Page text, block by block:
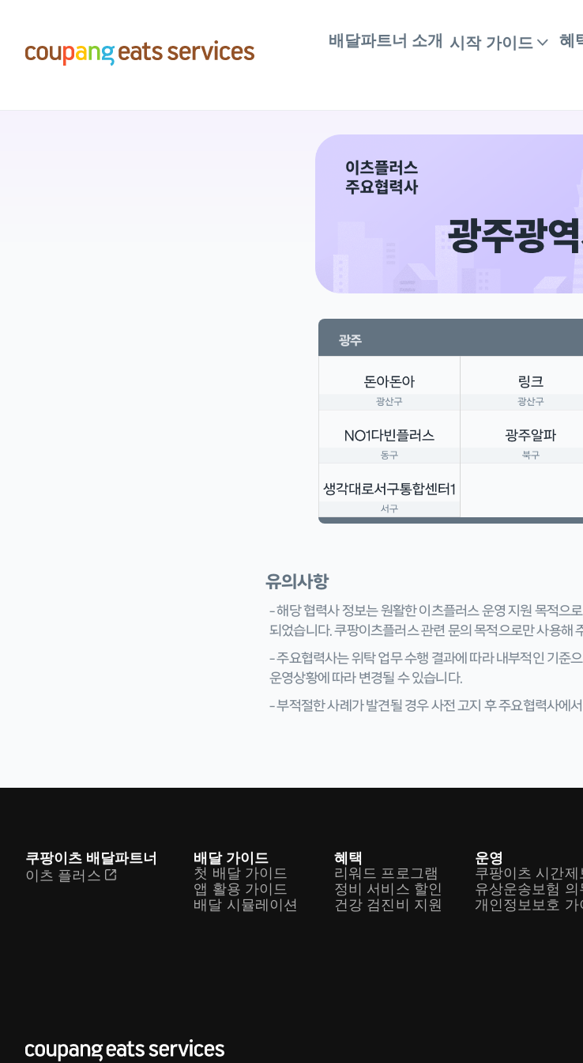
배달파트너 소개 시작 가이드 혜
광주
유의사항
– 해당 협력사 정보는 원활한 이츠플러스 운영 지원 목적으
되었습니다. 쿠팡이츠플러스 관련 문의 목적으로만 사용해
– 주요협력사는 위탁 업무 수행 결과에 따라 내부적인 기준
운영상황에 따라 변경될 수 있습니다.
– 부적절한 사례가 발견될 경우 사전 고지 후 주요협력사에
쿠팡이츠 배달파트너
이츠 플러스
배달 가이드
첫 배달 가이드
앱 활용 가이드
배달 시뮬레이션
혜택
리워드 프로그램
정비 서비스 할인
건강 검진비 지원
운영
쿠팡이츠 시간제
유상운송보험 의
개인정보보호 가